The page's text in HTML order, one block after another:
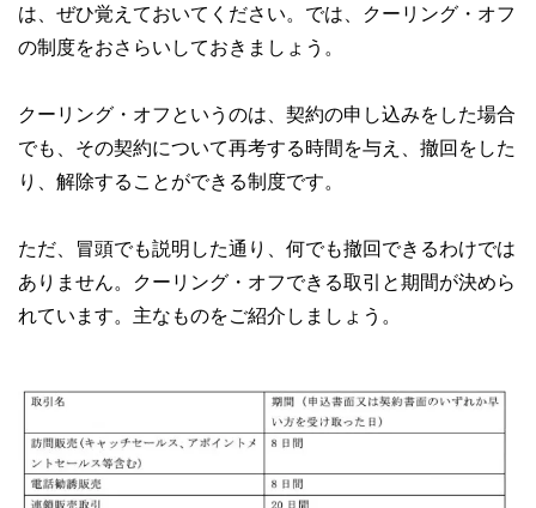
は、ぜひ覚えておいてください。では、クーリング・オフ
の制度をおさらいしておきましょう。
クーリング・オフというのは、契約の申し込みをした場合
でも、その契約について再考する時間を与え、撤回をした
り、解除することができる制度です。
ただ、冒頭でも説明した通り、何でも撤回できるわけでは
ありません。クーリング・オフできる取引と期間が決めら
れています。主なものをご紹介しましょう。